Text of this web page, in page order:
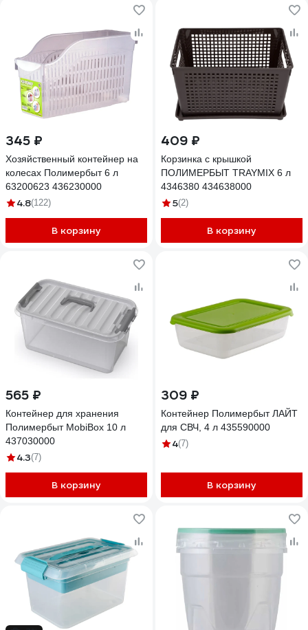
345 ₽
Хозяйственный контейнер на
колесах Полимербыт 6 л
63200623 436230000
4.8(122)
В корзину
409 ₽
Корзинка с крышкой
ПОЛИМЕРБЫТ TRAYMIX 6 л
4346380 434638000
5(2)
В корзину
565 ₽
Контейнер для хранения
Полимербыт MobiBox 10 л
437030000
4.3(7)
В корзину
309 ₽
Контейнер Полимербыт ЛАЙТ
для СВЧ, 4 л 435590000
4(7)
В корзину